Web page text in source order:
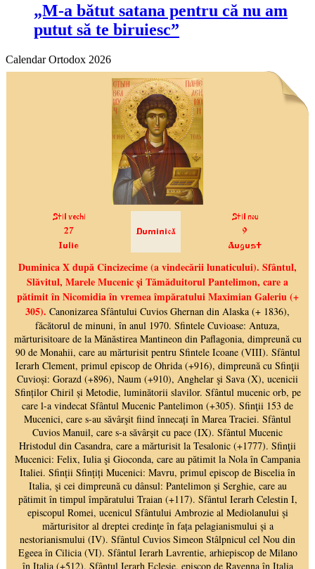
„M-a bătut satana pentru că nu am
putut să te biruiesc”
Calendar Ortodox 2026